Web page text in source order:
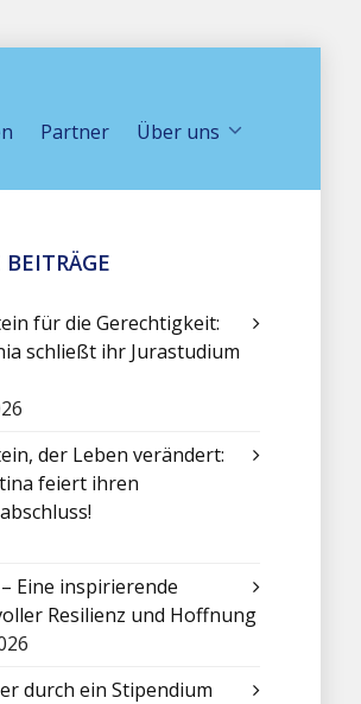
Partner Über uns
für die Gerechtigkeit:
schließt ihr Jurastudium
der Leben verändert:
feiert ihren
Eine inspirierende
Resilienz und Hoffnung
durch ein Stipendium